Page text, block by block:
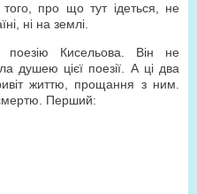
того, про що тут ідеться, не
ні на землі.
поезію Кисельова. Він не
душею цієї поезії. А ці два
життю, прощання з ним.
Перший: